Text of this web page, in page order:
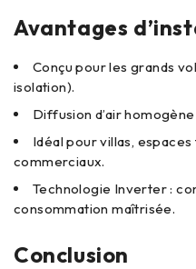
Avantages
Conçu pour les grands
isolation).
Diffusion d’air
Idéal pour villas,
commerciaux.
Technologie Inverter :
consommation maîtrisée.
Conclusion